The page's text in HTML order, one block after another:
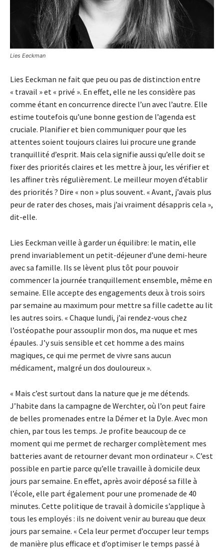
Lies Eeckman
Lies Eeckman ne fait que peu ou pas de distinction entre
« travail » et « privé ». En effet, elle ne les considère pas
comme étant en concurrence directe l’un avec l’autre. Elle
estime toutefois qu’une bonne gestion de l’agenda est
cruciale. Planifier et bien communiquer pour que les
attentes soient toujours claires lui procure une grande
tranquillité d’esprit. Mais cela signifie aussi qu’elle doit se
fixer des priorités claires et les mettre à jour, les vérifier et
les affiner très régulièrement. Le meilleur moyen d’établir
des priorités ? Dire « non » plus souvent. « Avant, j’avais plus
peur de rater des choses, mais j’ai vraiment désappris cela »,
dit-elle.
Lies Eeckman veille à garder un équilibre: le matin, elle
prend invariablement un petit-déjeuner d’une demi-heure
avec sa famille. Ils se lèvent plus tôt pour pouvoir
commencer la journée tranquillement ensemble, même en
semaine. Elle accepte des engagements deux à trois soirs
par semaine au maximum pour mettre sa fille cadette au lit
les autres soirs. « Chaque lundi, j’ai rendez-vous chez
l’ostéopathe pour assouplir mon dos, ma nuque et mes
épaules. J’y suis sensible et cet homme a des mains
magiques, ce qui me permet de vivre sans aucun
médicament, malgré un dos douloureux ».
« Mais c’est surtout dans la nature que je me détends.
J’habite dans la campagne de Werchter, où l’on peut faire
de belles promenades entre la Démer et la Dyle. Avec mon
chien, par tous les temps. Je profite beaucoup de ce
moment qui me permet de recharger complètement mes
batteries avant de retourner devant mon ordinateur ». C’est
possible en partie parce qu’elle travaille à domicile deux
jours par semaine. En effet, après avoir déposé sa fille à
l’école, elle part également pour une promenade de 40
minutes. Cette politique de travail à domicile s’applique à
tous les employés : ils ne doivent venir au bureau que deux
jours par semaine. « Cela leur permet d’occuper leur temps
de manière plus efficace et d’optimiser le temps passé à